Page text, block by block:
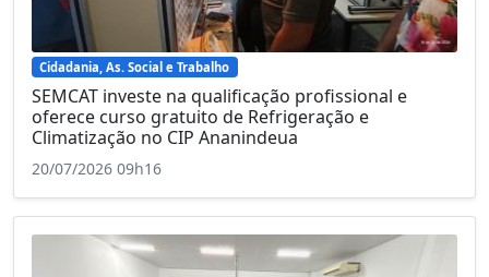
Cidadania, As. Social e Trabalho
SEMCAT investe na qualificação profissional e
oferece curso gratuito de Refrigeração e
Climatização no CIP Ananindeua
20/07/2026 09h16